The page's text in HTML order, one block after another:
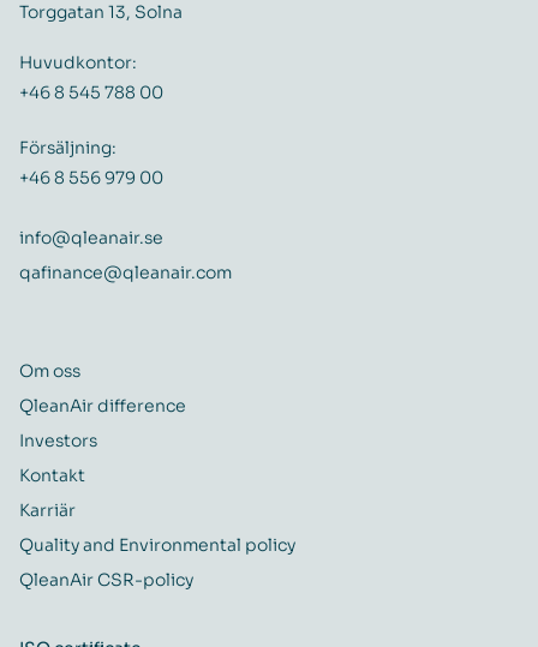
Torggatan 13, Solna
Huvudkontor:
+46 8 545 788 00
Försäljning:
+46 8 556 979 00
info@qleanair.se
qafinance@qleanair.com
Om oss
QleanAir difference
Investors
Kontakt
Karriär
Quality and Environmental policy
QleanAir CSR-policy